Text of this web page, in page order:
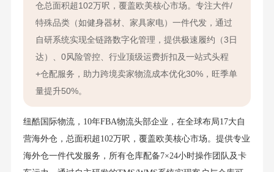
仓总面积超102万呎，覆盖欧美核心市场。专注大件/
特殊品类（如健身器材、家具家电）一件代发，通过
自研系统实现全链路数字化管理，提供极速履约（3日
达）、0风险管控、行业顶级运费折扣及一站式头程
+仓配服务，助力跨境卖家物流成本优化30%，旺季单
量提升50%。
纽酷国际物流，10年FBA物流头部企业，在全球布局17大自
营海外仓，总面积超102万呎，覆盖欧美核心市场。提供专业
海外仓一件代发服务，所有仓库配备7×24小时操作团队及卡